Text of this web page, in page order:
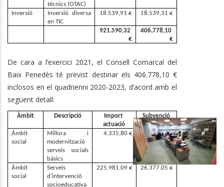
tècnics (OTAC)
Inversió
Inversió diversa
en TIC
18.539,91 € 18.539,31 €
921.590,32
€
406.778,10
€
De cara a l’exercici 2021, el Consell Comarcal del
Baix Penedès té previst destinar els 406.778,10 €
inclosos en el quadrienni 2020-2023, d’acord amb el
següent detall:
Àmbit Descripció
Import
actuació
Subvenció
Àmbit
social
Millora i
modernització
serveis socials
bàsics
4.335,80 € 3.845,69 €
Àmbit
social
Serveis
d’intervenció
socioeducativa
225.981,09 € 26.377,05 €